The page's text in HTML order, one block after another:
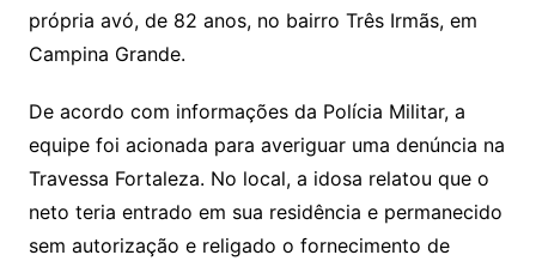
própria avó, de 82 anos, no bairro Três Irmãs, em
Campina Grande.
De acordo com informações da Polícia Militar, a
equipe foi acionada para averiguar uma denúncia na
Travessa Fortaleza. No local, a idosa relatou que o
neto teria entrado em sua residência e permanecido
sem autorização e religado o fornecimento de